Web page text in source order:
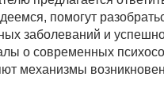
помогут
заболеваний и
о современных
механизмы